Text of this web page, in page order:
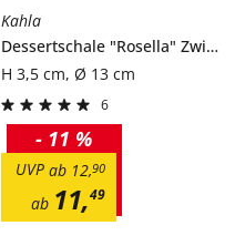
Kahla
Dessertschale "Rosella" Zwiebelmuster
H 3,5 cm, Ø 13 cm
6
ab 11,49
ab 12,90
UVP
- 11 %